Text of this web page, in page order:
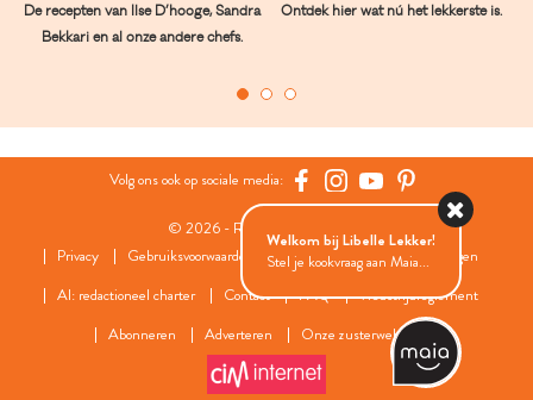
De recepten van Ilse D’hooge, Sandra
Bekkari en al onze andere chefs.
Ontdek hier wat nú het lekkerste is.
Volg ons ook op sociale media:
© 2026 - Roularta Media Group
Privacy
Gebruiksvoorwaarden Cookies
Cookies instellingen
AI: redactioneel charter
Contact FAQ
Wedstrijdreglement
Abonneren
Adverteren Onze zusterwebsites
Welkom bij Libelle Lekker!
Stel je kookvraag aan Maia...